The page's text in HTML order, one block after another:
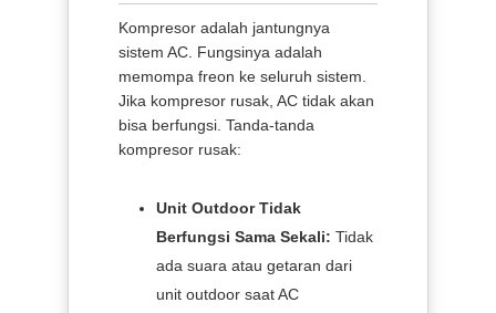
Kompresor adalah jantungnya
sistem AC. Fungsinya adalah
memompa freon ke seluruh sistem.
Jika kompresor rusak, AC tidak akan
bisa berfungsi. Tanda-tanda
kompresor rusak:
Unit Outdoor Tidak
Berfungsi Sama Sekali: Tidak
ada suara atau getaran dari
unit outdoor saat AC